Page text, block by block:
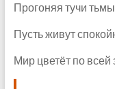
Прогоняя тучи
Пусть живут
Мир цветёт по всей